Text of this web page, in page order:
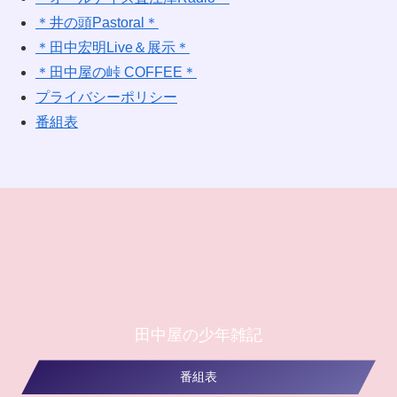
＊井の頭Pastoral＊
＊田中宏明Live＆展示＊
＊田中屋の峠 COFFEE＊
プライバシーポリシー
番組表
田中屋の少年雑記
番組表